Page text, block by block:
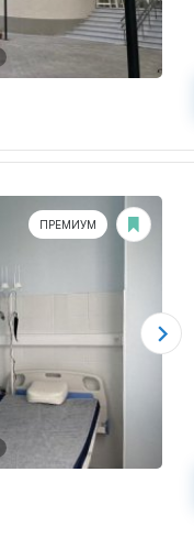
ПРЕМИУМ